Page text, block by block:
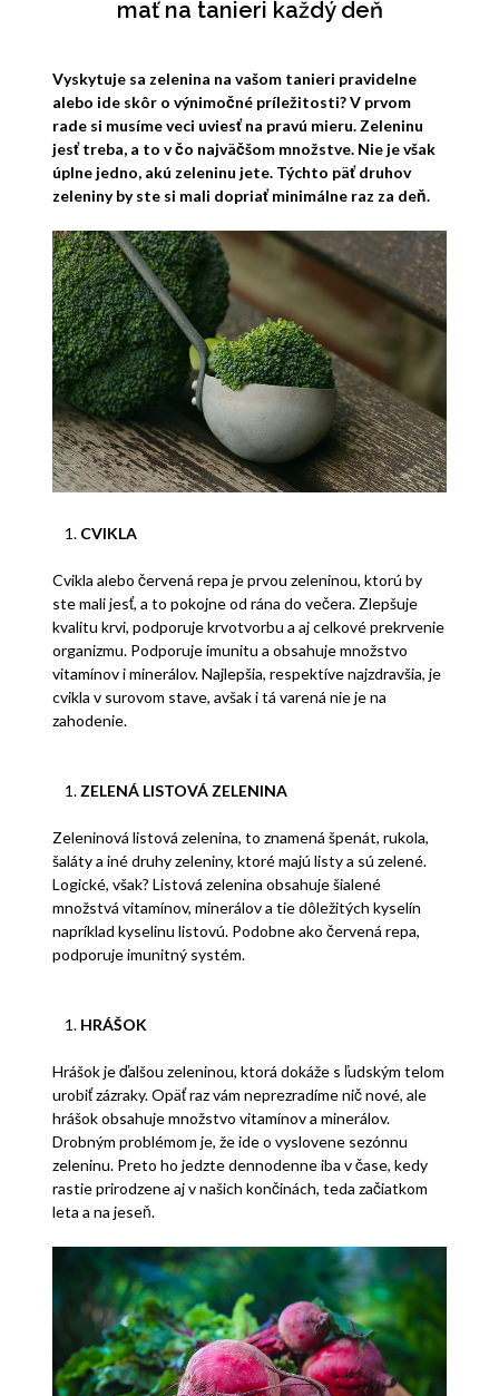
mať na tanieri každý deň
Vyskytuje sa zelenina na vašom tanieri pravidelne
alebo ide skôr o výnimočné príležitosti? V prvom
rade si musíme veci uviesť na pravú mieru. Zeleninu
jesť treba, a to v čo najväčšom množstve. Nie je však
úplne jedno, akú zeleninu jete. Týchto päť druhov
zeleniny by ste si mali dopriať minimálne raz za deň.
CVIKLA
Cvikla alebo červená repa je prvou zeleninou, ktorú by
ste mali jesť, a to pokojne od rána do večera. Zlepšuje
kvalitu krvi, podporuje krvotvorbu a aj celkové prekrvenie
organizmu. Podporuje imunitu a obsahuje množstvo
vitamínov i minerálov. Najlepšia, respektíve najzdravšia, je
cvikla v surovom stave, avšak i tá varená nie je na
zahodenie.
ZELENÁ LISTOVÁ ZELENINA
Zeleninová listová zelenina, to znamená špenát, rukola,
šaláty a iné druhy zeleniny, ktoré majú listy a sú zelené.
Logické, však? Listová zelenina obsahuje šialené
množstvá vitamínov, minerálov a tie dôležitých kyselín
napríklad kyselinu listovú. Podobne ako červená repa,
podporuje imunitný systém.
HRÁŠOK
Hrášok je ďalšou zeleninou, ktorá dokáže s ľudským telom
urobiť zázraky. Opäť raz vám neprezradíme nič nové, ale
hrášok obsahuje množstvo vitamínov a minerálov.
Drobným problémom je, že ide o vyslovene sezónnu
zeleninu. Preto ho jedzte dennodenne iba v čase, kedy
rastie prirodzene aj v našich končinách, teda začiatkom
leta a na jeseň.